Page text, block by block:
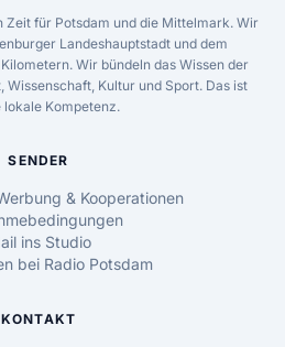
Zeit für Potsdam und die Mittelmark. Wir
Landeshauptstadt und dem
Wir bündeln das Wissen der
Wissenschaft, Kultur und Sport. Das ist
lokale Kompetenz.
SENDER
& Kooperationen
ins Studio
bei Radio Potsdam
KONTAKT